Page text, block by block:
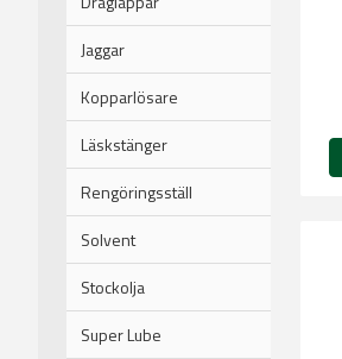
Jaggar
Kopparlösare
Läskstänger
Rengöringsställ
Solvent
Stockolja
Super Lube